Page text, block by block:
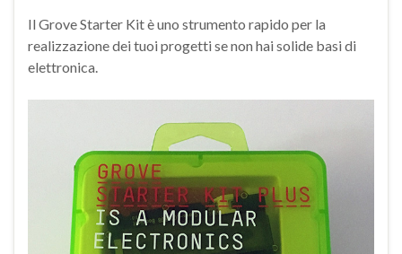
Il Grove Starter Kit è uno strumento rapido per la
realizzazione dei tuoi progetti se non hai solide basi di
elettronica.